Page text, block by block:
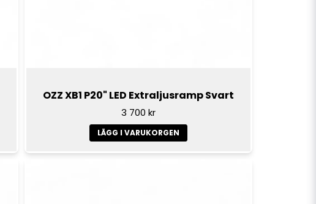
OZZ XB1 P20" LED Extraljusramp Svart
3 700 kr
LÄGG I VARUKORGEN